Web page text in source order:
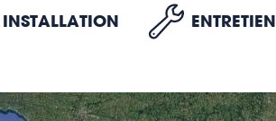
INSTALLATION ENTRETIEN